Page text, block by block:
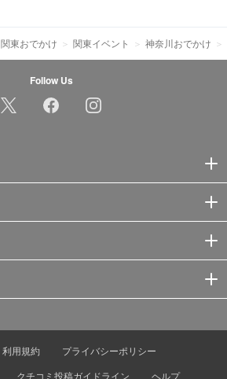
関東おでかけ 関東イベント 神奈川おでかけ
Follow Us
利用規約
プライバシーポリシー
クチコミ投稿ガイドライン ヘルプ